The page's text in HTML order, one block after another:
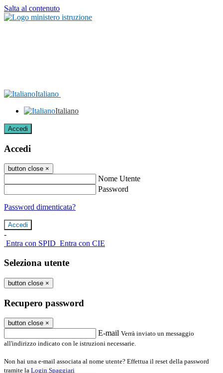
Salta al contenuto
Italiano
Italiano
Accedi
Accedi
button close ×
Nome Utente
Password
Password dimenticata?
-
Entra con SPID Entra con CIE
Seleziona utente
button close ×
Recupero password
button close ×
E-mail Verrà inviato un messaggio
all'indirizzo indicato con le istruzioni necessarie.
Non hai una e-mail associata al nome utente? Effettua il reset della password
tramite la Login Spaggiari